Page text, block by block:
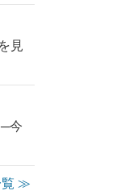
見
今
覧 ≫